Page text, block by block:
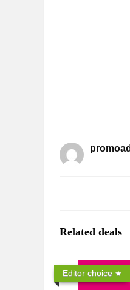
Related deals
Editor choice